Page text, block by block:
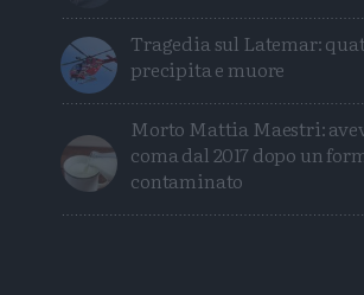
Tragedia sul Latemar:
precipita e muore
Morto Mattia Maestri:
coma dal 2017 dopo un
contaminato